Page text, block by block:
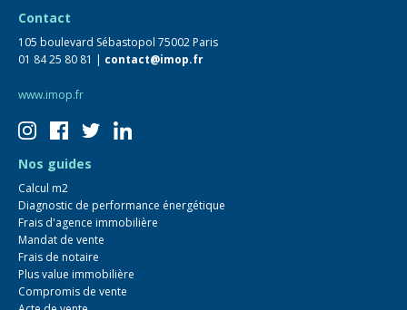
Contact
105 boulevard Sébastopol 75002 Paris
01 84 25 80 81 | contact@imop.fr
www.imop.fr
Nos guides
Calcul m2
Diagnostic de performance énergétique
Frais d'agence immobilière
Mandat de vente
Frais de notaire
Plus value immobilière
Compromis de vente